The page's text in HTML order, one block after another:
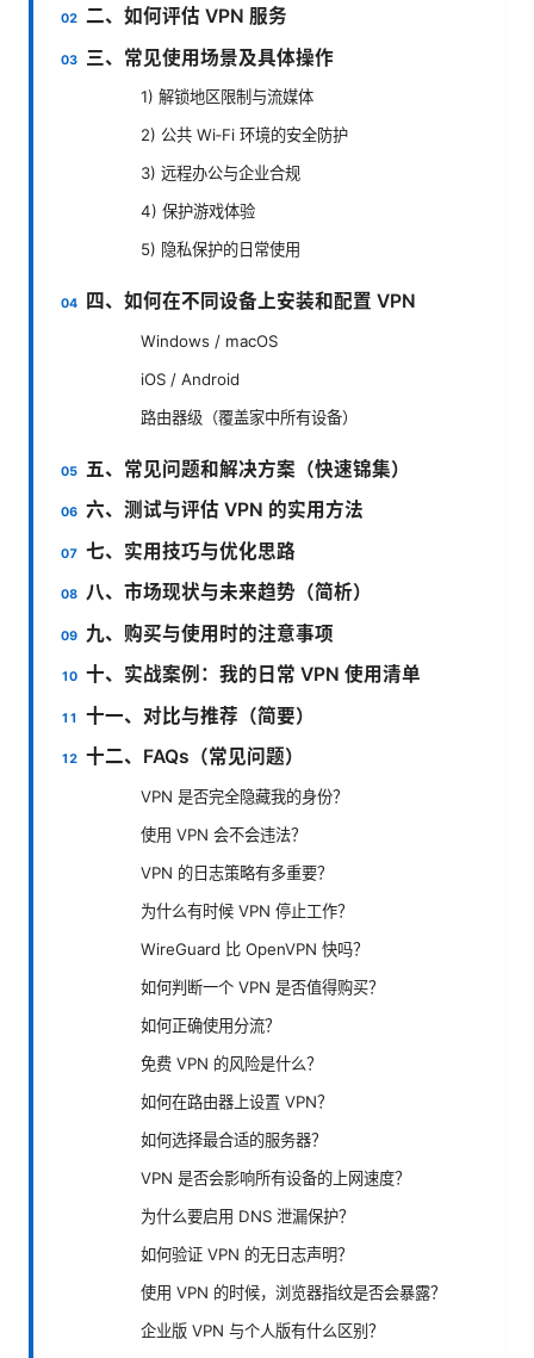
二、如何评估 VPN 服务
三、常见使用场景及具体操作
1) 解锁地区限制与流媒体
2) 公共 Wi‑Fi 环境的安全防护
3) 远程办公与企业合规
4) 保护游戏体验
5) 隐私保护的日常使用
四、如何在不同设备上安装和配置 VPN
Windows / macOS
iOS / Android
路由器级（覆盖家中所有设备）
五、常见问题和解决方案（快速锦集）
六、测试与评估 VPN 的实用方法
七、实用技巧与优化思路
八、市场现状与未来趋势（简析）
九、购买与使用时的注意事项
十、实战案例：我的日常 VPN 使用清单
十一、对比与推荐（简要）
十二、FAQs（常见问题）
VPN 是否完全隐藏我的身份？
使用 VPN 会不会违法？
VPN 的日志策略有多重要？
为什么有时候 VPN 停止工作？
WireGuard 比 OpenVPN 快吗？
如何判断一个 VPN 是否值得购买？
如何正确使用分流？
免费 VPN 的风险是什么？
如何在路由器上设置 VPN？
如何选择最合适的服务器？
VPN 是否会影响所有设备的上网速度？
为什么要启用 DNS 泄漏保护？
如何验证 VPN 的无日志声明？
使用 VPN 的时候，浏览器指纹是否会暴露？
企业版 VPN 与个人版有什么区别？